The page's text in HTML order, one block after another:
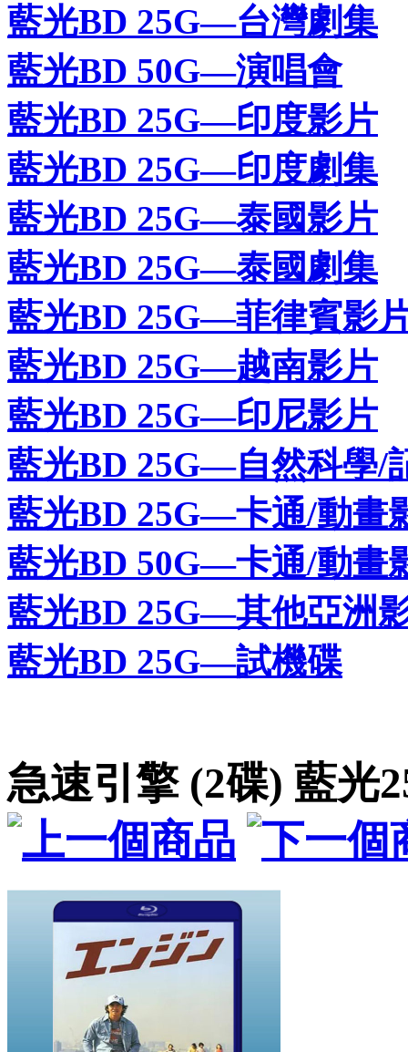
藍光BD 25G—台灣劇集
藍光BD 50G—演唱會
藍光BD 25G—印度影片
藍光BD 25G—印度劇集
藍光BD 25G—泰國影片
藍光BD 25G—泰國劇集
藍光BD 25G—菲律賓影
藍光BD 25G—越南影片
藍光BD 25G—印尼影片
藍光BD 25G—自然科學/
藍光BD 25G—卡通/動畫
藍光BD 50G—卡通/動畫
藍光BD 25G—其他亞洲
藍光BD 25G—試機碟
急速引擎 (2碟) 藍光